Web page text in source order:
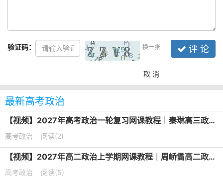
验证码： 换一张 评 论
取 消
最新高考政治
【视频】2027年高考政治一轮复习网课教程｜秦琳高三政治上学期暑假班视频教程
高考政治 阅读(2)
【视频】2027年高二政治上学期网课教程｜周峤矞高二政治暑假班视频教程
高考政治 阅读(5)